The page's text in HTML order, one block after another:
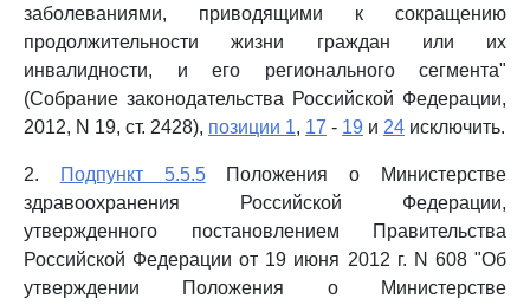
заболеваниями, приводящими к сокращению
продолжительности жизни граждан или их
инвалидности, и его регионального сегмента"
(Собрание законодательства Российской Федерации,
2012, N 19, ст. 2428), позиции 1, 17 - 19 и 24 исключить.
2. Подпункт 5.5.5Положения о Министерстве
здравоохранения Российской Федерации,
утвержденного постановлением Правительства
Российской Федерации от 19 июня 2012 г. N 608 "Об
утверждении Положения о Министерстве